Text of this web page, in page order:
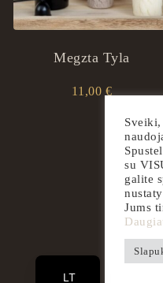
Megzta Tyla
11,00 €
2026
su
galite
Jums
LT